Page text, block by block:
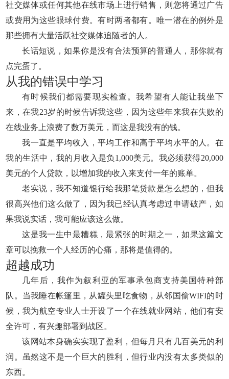
社交媒体或任何其他在线市场上进行销售，则您将通过广告
或费用为这些眼球付费。有时两者都有。唯一潜在的例外是
那些拥有大量活跃社交媒体追随者的人。
长话短说，如果你是没有合法预算的普通人，那你就有
点完蛋了。
从我的错误中学习
有时候我们都需要现实检查。我希望有人能让我坐下
来，在我23岁的时候告诉我这些，因为这些年来我在失败的
在线业务上浪费了数万美元，而这是我没有的钱。
我一直是平均收入，平均工作和高于平均水平的人。在
我的生活中，我的月收入是负1,000美元。我必须获得20,000
美元的个人贷款，以增加我的收入来支付一年的账单。
老实说，我不知道银行给我那笔贷款是怎么想的，但我
很高兴他们这么做了，因为我已经认真考虑过申请破产，如
果我说实话，我可能应该这么做。
这是我一生中最糟糕，最紧张的时期之一，如果这篇文
章可以挽救一个人经历的心痛，那将是值得的。
超越成功
几年后，我作为叙利亚的军事承包商支持美国特种部
队。当我睡在帐篷里，从罐头里吃食物，从邻国偷WIFI的时
候，我为航空专业人士开设了一个在线就业网站，他们有安
全许可，有兴趣部署到战区。
该网站本身确实实现了盈利，但每月只有几百美元的利
润。虽然这不是一个巨大的胜利，但行业内没有太多类似的
东西。